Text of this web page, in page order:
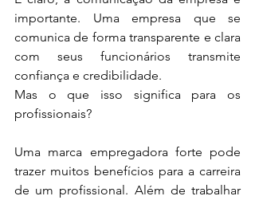
importante. Uma empresa que se
comunica de forma transparente e clara
com seus funcionários transmite
confiança e credibilidade.
Mas o que isso significa para os
profissionais?
Uma marca empregadora forte pode
trazer muitos benefícios para a carreira
de um profissional. Além de trabalhar